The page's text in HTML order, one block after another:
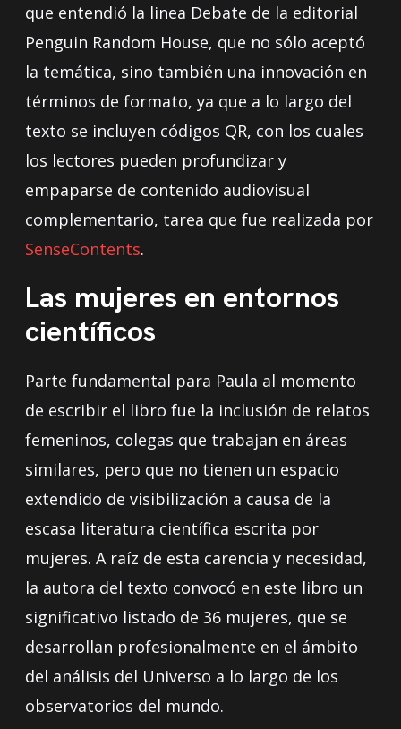
que entendió la linea Debate de la editorial
Penguin Random House, que no sólo aceptó
la temática, sino también una innovación en
términos de formato, ya que a lo largo del
texto se incluyen códigos QR, con los cuales
los lectores pueden profundizar y
empaparse de contenido audiovisual
complementario, tarea que fue realizada por
SenseContents.
Las mujeres en entornos
científicos
Parte fundamental para Paula al momento
de escribir el libro fue la inclusión de relatos
femeninos, colegas que trabajan en áreas
similares, pero que no tienen un espacio
extendido de visibilización a causa de la
escasa literatura científica escrita por
mujeres. A raíz de esta carencia y necesidad,
la autora del texto convocó en este libro un
significativo listado de 36 mujeres, que se
desarrollan profesionalmente en el ámbito
del análisis del Universo a lo largo de los
observatorios del mundo.